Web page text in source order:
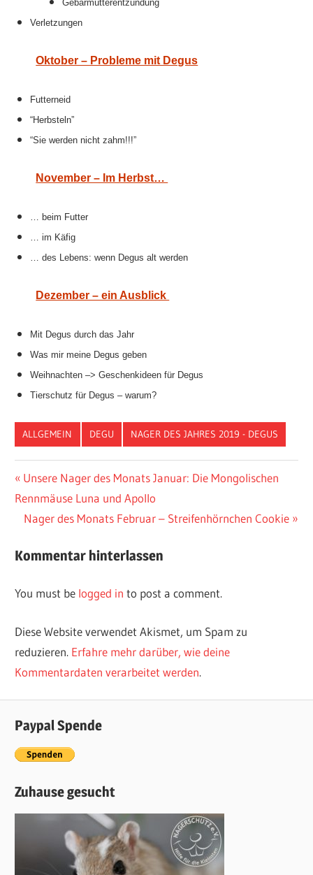
Gebärmutterentzündung
Verletzungen
Oktober – Probleme mit Degus
Futterneid
“Herbsteln”
“Sie werden nicht zahm!!!”
November – Im Herbst…
… beim Futter
… im Käfig
… des Lebens: wenn Degus alt werden
Dezember – ein Ausblick
Mit Degus durch das Jahr
Was mir meine Degus geben
Weihnachten –> Geschenkideen für Degus
Tierschutz für Degus – warum?
ALLGEMEIN DEGU NAGER DES JAHRES 2019 - DEGUS
Post
navigation
Vorheriger
Beitrag:
Unsere Nager des Monats Januar: Die Mongolischen
Rennmäuse Luna und Apollo
Nächster
Nager des Monats Februar – Streifenhörnchen Cookie
Kommentar hinterlassen
You must be logged in to post a comment.
Diese Website verwendet Akismet, um Spam zu
reduzieren. Erfahre mehr darüber, wie deine
Kommentardaten verarbeitet werden.
Paypal Spende
Zuhause gesucht